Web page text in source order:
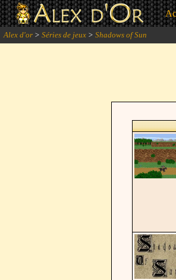
Alex d'or > Séries de jeux > Shadows of Sun